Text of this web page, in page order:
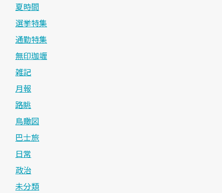
夏時間
選挙特集
通勤特集
無印珈竰
雑記
月報
路眺
鳥瞰図
巴士旅
日常
政治
未分類